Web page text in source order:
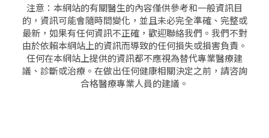
注意：本網站的有關醫生的內容僅供參考和一般資訊目
的，資訊可能會隨時間變化，並且未必完全準確、完整或
最新，如果有任何資訊不正確，歡迎聯絡我們。我們不對
由於依賴本網站上的資訊而導致的任何損失或損害負責。
任何在本網站上提供的資訊都不應視為替代專業醫療建
議、診斷或治療。在做出任何健康相關決定之前，請咨詢
合格醫療專業人員的建議。